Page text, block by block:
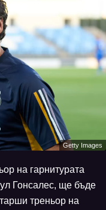
Getty Images
на гарнитурата
Гонсалес, ще бъде
треньор на